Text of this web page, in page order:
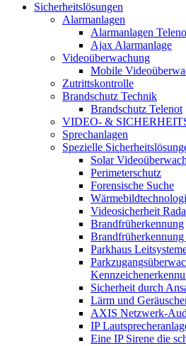
Sicherheitslösungen
Alarmanlagen
Alarmanlagen
Ajax Alarmanlage
Videoüberwachung
Mobile
Zutrittskontrolle
Brandschutz Technik
Brandschutz Telenot
VIDEO- &
Sprechanlagen
Spezielle
Solar
Perimeterschutz
Forensische Suche
Videosicherheit
Brandfrüherkennung
Parkhaus
Sicherheit durch
Lärm und
AXIS Netzwerk-
IP
Eine IP Sirene die